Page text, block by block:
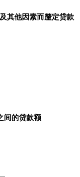
其他因素而釐定贷款
间的贷款额